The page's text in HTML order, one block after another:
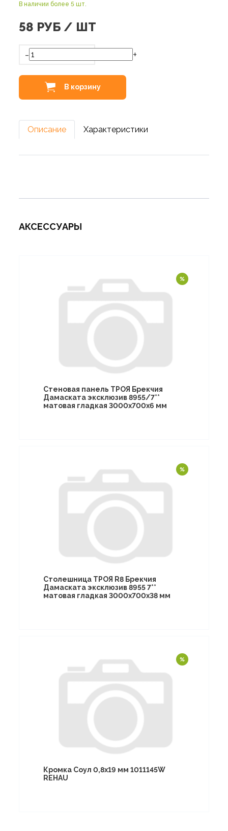
В наличии более 5 шт.
58 РУБ / ШТ
- +
В корзину
Описание Характеристики
АКСЕССУАРЫ
Стеновая панель ТРОЯ Брекчия
Дамаската эксклюзив 8955/7**
матовая гладкая 3000х700х6 мм
Столешница ТРОЯ R8 Брекчия
Дамаската эксклюзив 8955 7**
матовая гладкая 3000х700х38 мм
Кромка Соул 0,8х19 мм 1011145W
REHAU